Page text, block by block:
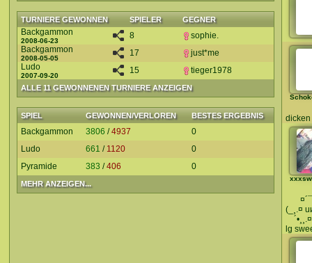
TURNIERE GEWONNEN SPIELER GEGNER
ALLE 11 GEWONNENEN TURNIERE ANZEIGEN
Backgammon
2008-06-23
8
sophie.
Backgammon
2008-05-05
17
just*me
Ludo
2007-09-20
15 tieger1978
SPIEL GEWONNEN/VERLOREN BESTES ERGEBNIS
MEHR ANZEIGEN...
Backgammon 3806 /4937
0
Ludo
661 / 1120
0
Pyramide
383 /406 0
(_¸.¤
lg